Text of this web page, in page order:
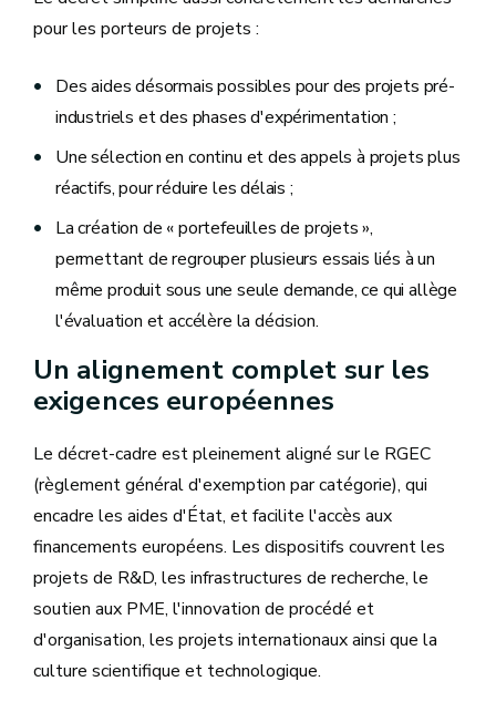
pour les porteurs de projets :
Des aides désormais possibles pour des projets pré-
industriels et des phases d'expérimentation ;
Une sélection en continu et des appels à projets plus
réactifs, pour réduire les délais ;
La création de « portefeuilles de projets »,
permettant de regrouper plusieurs essais liés à un
même produit sous une seule demande, ce qui allège
l'évaluation et accélère la décision.
Un alignement complet sur les
exigences européennes
Le décret-cadre est pleinement aligné sur le RGEC
(règlement général d'exemption par catégorie), qui
encadre les aides d'État, et facilite l'accès aux
financements européens. Les dispositifs couvrent les
projets de R&D, les infrastructures de recherche, le
soutien aux PME, l'innovation de procédé et
d'organisation, les projets internationaux ainsi que la
culture scientifique et technologique.